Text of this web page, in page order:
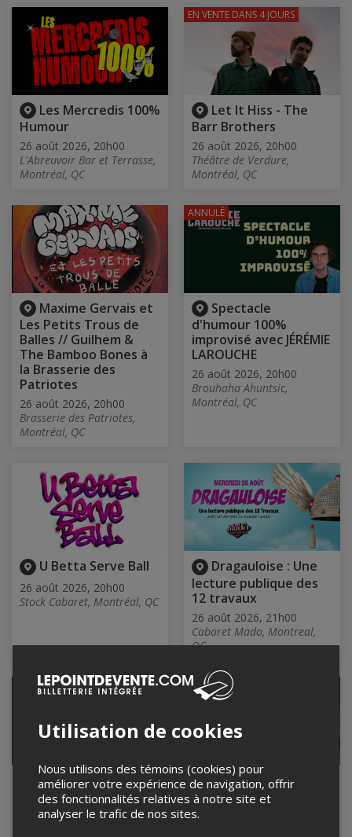
Les Mercredis 100%
Humour
26 août 2026, 20h00
L'Abreuvoir Bar et Terrasse,
Montréal, QC
Let It Hiss - The
Barr Brothers
26 août 2026, 20h00
Théâtre de Verdure,
Montréal, QC
EN VENTE DANS 4 JOURS
Maxime Gervais et
Les Petits Trous de
Balles // Guilhem &
The Bamboo Bones à
la Brasserie des
Patriotes
26 août 2026, 20h00
Brasserie des Patriotes,
Montréal, QC
Spectacle
d'humour 100%
improvisé avec JÉRÉMIE
LAROUCHE
26 août 2026, 20h00
Brouhaha Ahuntsic,
Montréal, QC
ANNULÉ
U Betta Serve Ball
26 août 2026, 20h00
Stock Cabaret, Montréal, QC
Dragauloise : Une
lecture publique des
12 travaux
26 août 2026, 21h00
Cabaret Mado, Montreal,
QC
Sam Krüger + Invité
Spécial @ Quai Des
Brumes
Down2Techno:
Aurelie Schleger,
Marciana, Zeno
Utilisation de cookies
Nous utilisons des témoins (cookies) pour
améliorer votre expérience de navigation, offrir
des fonctionnalités relatives à notre site et
analyser le trafic de nos sites.